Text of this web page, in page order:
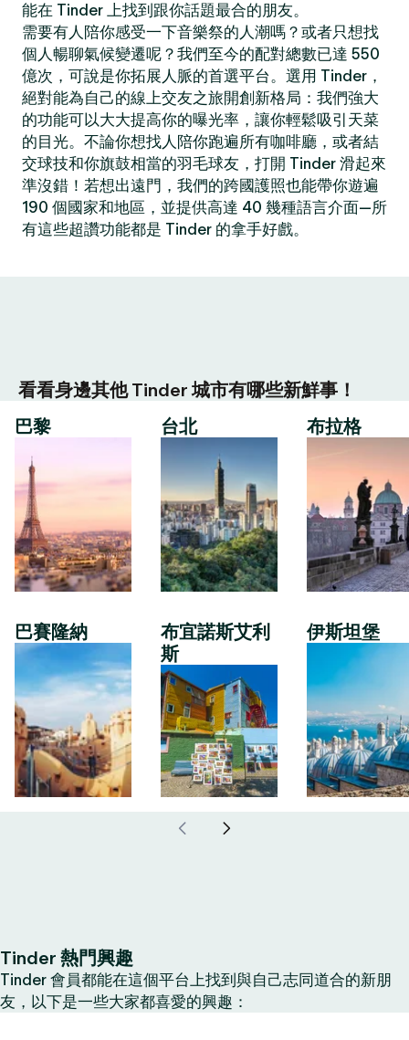
能在 Tinder 上找到跟你話題最合的朋友。
需要有人陪你感受一下音樂祭的人潮嗎？或者只想找
個人暢聊氣候變遷呢？我們至今的配對總數已達 550
億次，可說是你拓展人脈的首選平台。選用 Tinder，
絕對能為自己的線上交友之旅開創新格局：我們強大
的功能可以大大提高你的曝光率，讓你輕鬆吸引天菜
的目光。不論你想找人陪你跑遍所有咖啡廳，或者結
交球技和你旗鼓相當的羽毛球友，打開 Tinder 滑起來
準沒錯！若想出遠門，我們的跨國護照也能帶你遊遍
190 個國家和地區，並提供高達 40 幾種語言介面—所
有這些超讚功能都是 Tinder 的拿手好戲。
看看身邊其他 Tinder 城市有哪些新鮮事！
巴黎
巴賽隆納
台北
布宜諾斯艾利
斯
布拉格
伊斯坦堡
Tinder 熱門興趣
Tinder 會員都能在這個平台上找到與自己志同道合的新朋
友，以下是一些大家都喜愛的興趣：